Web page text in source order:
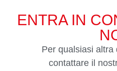
ENTRA IN
Per qualsiasi altra
contattare il